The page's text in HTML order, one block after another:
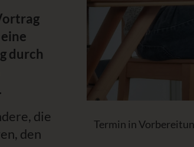
durch
die
den
Termin in